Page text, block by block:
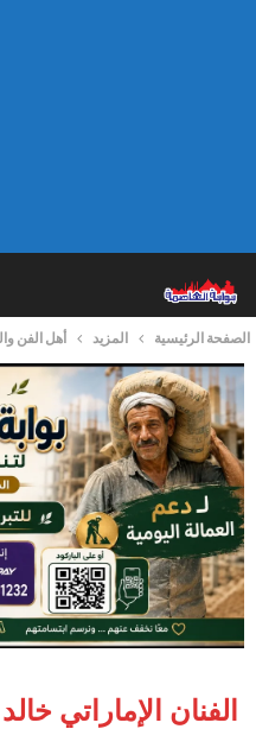
الصفحة الرئيسية المزيد أهل الفن
الفنان الإماراتي